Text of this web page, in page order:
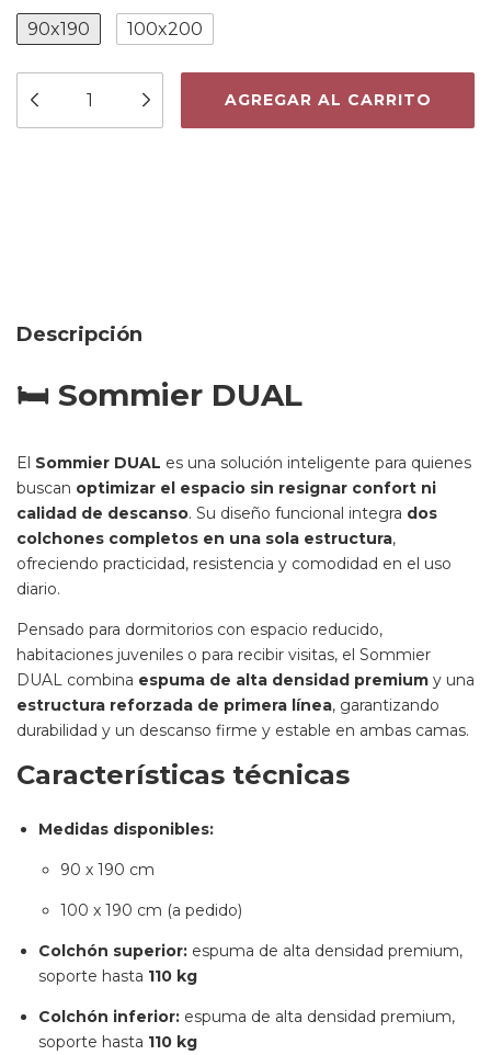
90x190 100x200
Descripción
🛏️ Sommier DUAL
El Sommier DUAL es una solución inteligente para quienes
buscan optimizar el espacio sin resignar confort ni
calidad de descanso. Su diseño funcional integra dos
colchones completos en una sola estructura,
ofreciendo practicidad, resistencia y comodidad en el uso
diario.
Pensado para dormitorios con espacio reducido,
habitaciones juveniles o para recibir visitas, el Sommier
DUAL combina espuma de alta densidad premium y una
estructura reforzada de primera línea, garantizando
durabilidad y un descanso firme y estable en ambas camas.
Características técnicas
Medidas disponibles:
90 x 190 cm
100 x 190 cm (a pedido)
Colchón superior: espuma de alta densidad premium,
soporte hasta 110 kg
Colchón inferior: espuma de alta densidad premium,
soporte hasta 110 kg